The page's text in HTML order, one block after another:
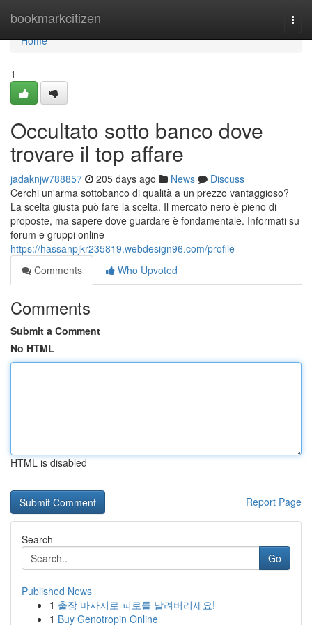
bookmarkcitizen
Home
Home
1
Occultato sotto banco dove
trovare il top affare
jadaknjw788857 205 days ago News
Discuss
Cerchi un'arma sottobanco di qualità a un prezzo vantaggioso?
La scelta giusta può fare la scelta. Il mercato nero è pieno di
proposte, ma sapere dove guardare è fondamentale. Informati su
forum e gruppi online
https://hassanpjkr235819.webdesign96.com/profile
Comments
Who Upvoted
Comments
Submit a Comment
No HTML
HTML is disabled
Report Page
Search
Go
Published News
1 출장 마사지로 피로를 날려버리세요!
1 Buy Genotropin Online